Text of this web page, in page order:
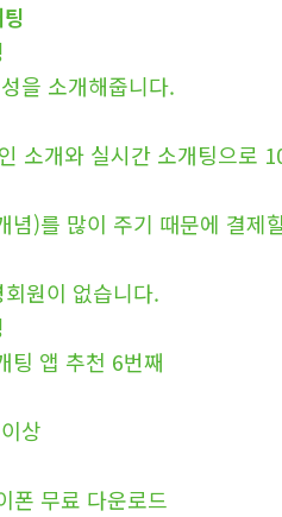
을 소개해줍니다.
소개와 실시간 소개팅으로
념)를 많이 주기 때문에 결제
원이 없습니다.
팅 앱 추천 6번째
상
폰 무료 다운로드